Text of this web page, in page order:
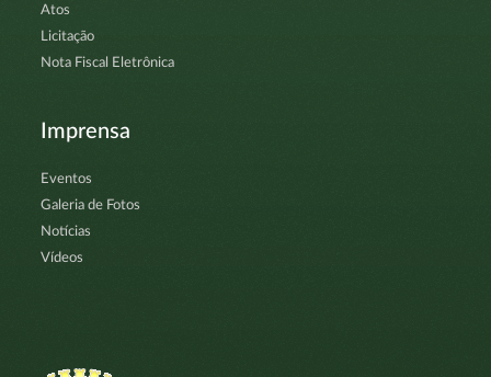
Atos
Licitação
Nota Fiscal Eletrônica
Imprensa
Eventos
Galeria de Fotos
Notícias
Vídeos